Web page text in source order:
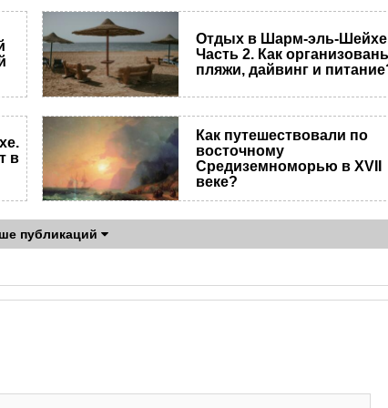
Отдых в Шарм-эль-
Часть 2. Как
пляжи, дайвинг и
в
Как путешествовали по
восточному
Средиземноморью в XVII
веке?
публикаций